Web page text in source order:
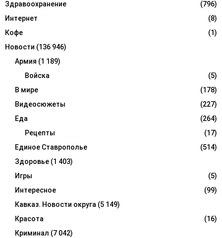
Здравоохранение
(796)
Интернет
(8)
Кофе
(1)
Новости (136 946)
Армия (1 189)
Войска
(5)
В мире
(178)
Видеосюжеты
(227)
Еда
(264)
Рецепты
(17)
Единое Ставрополье
(514)
Здоровье (1 403)
Игры
(5)
Интересное
(99)
Кавказ. Новости округа (5 149)
Красота
(16)
Криминал (7 042)